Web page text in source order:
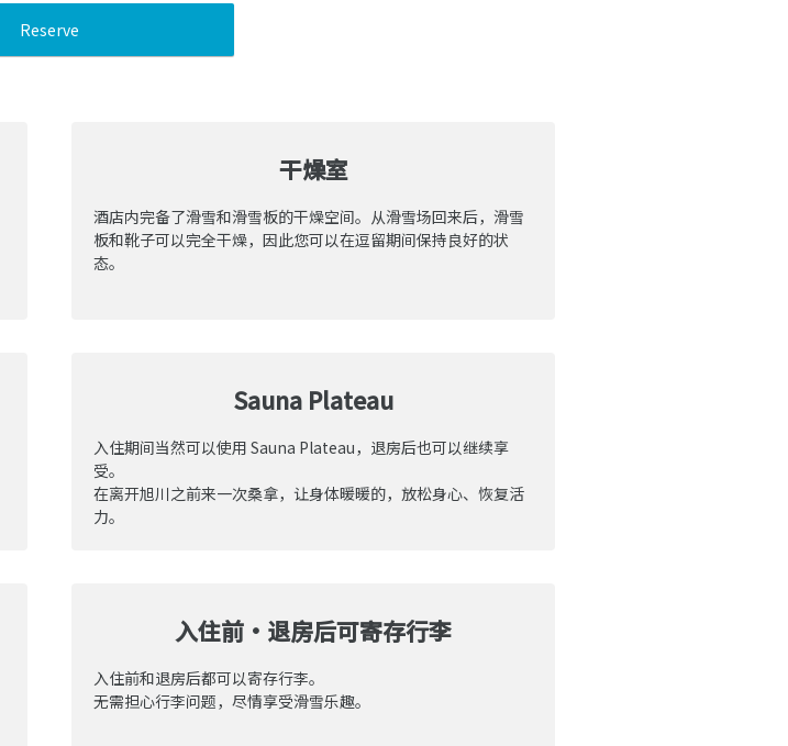
Reserve
干燥室
酒店内完备了滑雪和滑雪板的干燥空间。从滑雪场回来后，滑雪
板和靴子可以完全干燥，因此您可以在逗留期间保持良好的状
态。
Sauna Plateau
入住期间当然可以使用 Sauna Plateau，退房后也可以继续享
受。
在离开旭川之前来一次桑拿，让身体暖暖的，放松身心、恢复活
力。
入住前・退房后可寄存行李
入住前和退房后都可以寄存行李。
无需担心行李问题，尽情享受滑雪乐趣。